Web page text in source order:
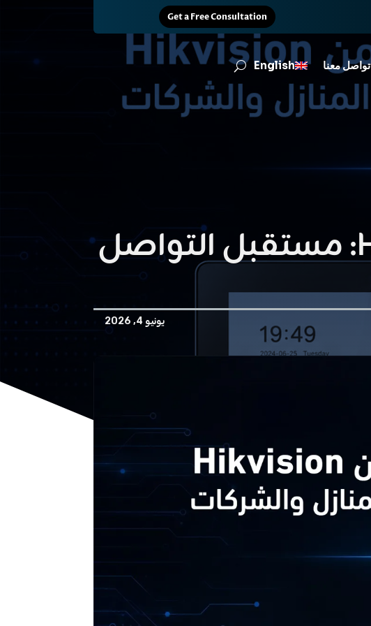
Get a Free Consultation
تواصل معنا English
أنظمة Video Intercom من Hikvision: مستقبل التواصل
يونيو 4, 2026